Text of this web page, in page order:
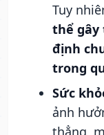
Tuy
thể gây
định
trong
Sức
ảnh
thẳng,